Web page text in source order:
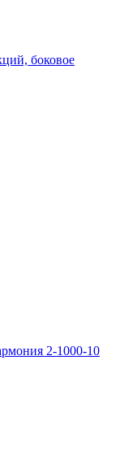
боковое
2‑1000‑10